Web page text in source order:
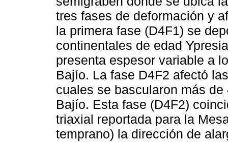
tres fases de deformación y
la primera fase (D4F1) se
continentales de edad
presenta espesor variable a
Bajío. La fase D4F2 afectó
cuales se bascularon más
Bajío. Esta fase (D4F2)
triaxial reportada para la
temprano) la dirección de